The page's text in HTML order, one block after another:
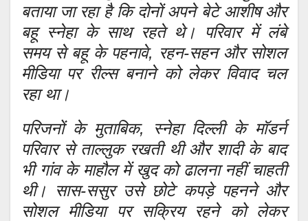
बताया जा रहा है कि दोनों अपने बेटे आशीष और
बहू स्नेहा के साथ रहते थे। परिवार में लंबे
समय से बहू के पहनावे, रहन-सहन और सोशल
मीडिया पर रील्स बनाने को लेकर विवाद चल
रहा था।
परिजनों के मुताबिक, स्नेहा दिल्ली के मॉडर्न
परिवार से ताल्लुक रखती थी और शादी के बाद
भी गांव के माहौल में खुद को ढालना नहीं चाहती
थी। सास-ससुर उसे छोटे कपड़े पहनने और
सोशल मीडिया पर सक्रिय रहने को लेकर